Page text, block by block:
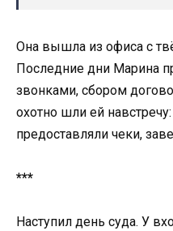
Она вышла из офиса с
Последние дни Марина
звонками, сбором
охотно шли ей
предоставляли чеки,
***
Наступил день суда. У